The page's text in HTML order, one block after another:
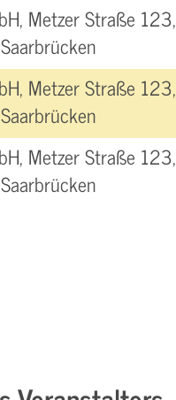
Metzer Straße 123,
Metzer Straße 123,
Metzer Straße 123,